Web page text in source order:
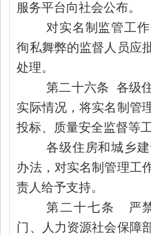
服务平台向社会公布。
对实名制监管工
徇私舞弊的监督人员应
处理。
第二十六条 各级
实际情况，将实名制管
投标、质量安全监督等工
各级住房和城乡
办法，对实名制管理工
责人给予支持。
第二十七条 严
门、人力资源社会保障